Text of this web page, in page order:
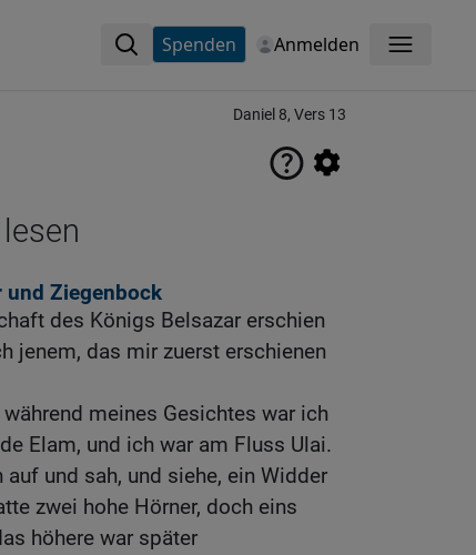
Spenden Anmelden Menü
Daniel 8, Vers 13
und Ziegenbock
des Königs Belsazar erschien
jenem, das mir zuerst erschienen
meines Gesichtes war ich
Elam, und ich war am Fluss Ulai.
und sah, und siehe, ein Widder
zwei hohe Hörner, doch eins
höhere war später